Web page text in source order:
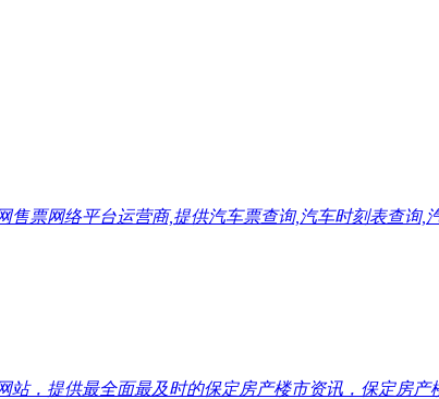
票网络平台运营商,提供汽车票查询,汽车时刻表查询,
，提供最全面最及时的保定房产楼市资讯，保定房